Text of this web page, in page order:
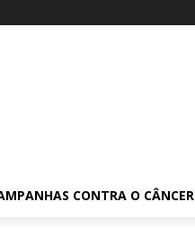
CONTRA O CÂNCER